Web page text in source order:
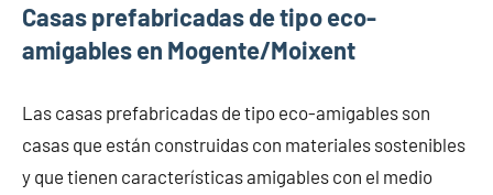
Casas prefabricadas de tipo eco-
amigables en Mogente/Moixent
Las casas prefabricadas de tipo eco-amigables son
casas que están construidas con materiales sostenibles
y que tienen características amigables con el medio